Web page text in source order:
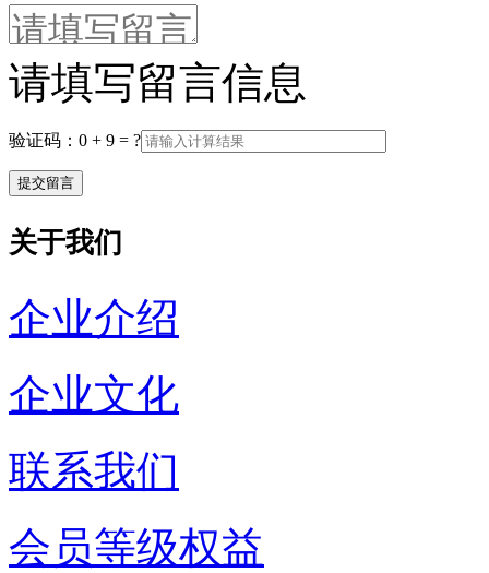
请填写留言信息
验证码：0 + 9 = ?
关于我们
企业介绍
企业文化
联系我们
会员等级权益